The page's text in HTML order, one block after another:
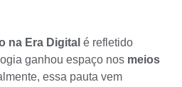
na Era Digital é refletido
ganhou espaço nos meios
essa pauta vem